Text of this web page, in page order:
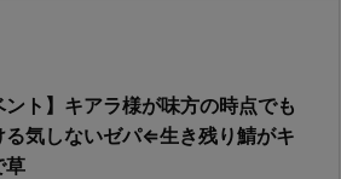
ント】キアラ様が味方の時点でも
る気しないゼパ⇐生き残り鯖がキ
草